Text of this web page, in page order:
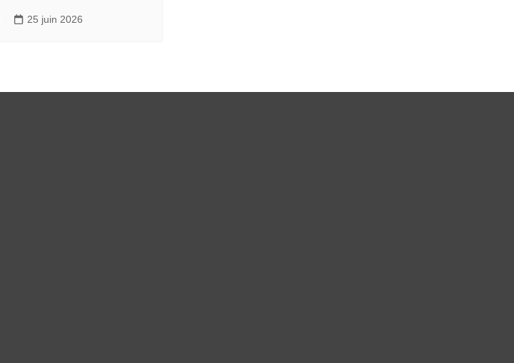
25 juin 2026